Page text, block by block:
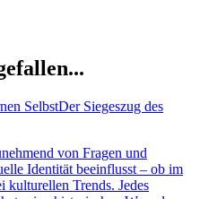
Der Siegeszug des
von Fragen und
Identität beeinflusst – ob im
kulturellen Trends. Jedes